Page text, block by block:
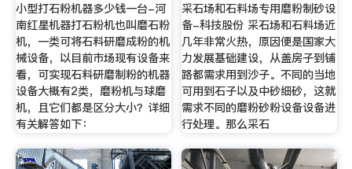
小型打石粉机器多少钱一台-河
南红星机器打石粉机也叫磨石粉
机，一类可将石料研磨成粉的机
械设备，以目前市场现有设备来
看，可实现石料研磨制粉的机器
设备大概有2类，磨粉机与球磨
机，且它们都是区分大小？详细
有关解答如下：
采石场和石料场专用磨粉制砂设
备-科技股份 采石场和石料场近
几年非常火热，原因便是国家大
力发展基础建设，从盖房子到铺
路都需求用到沙子。不同的当地
可用到石子以及中砂细砂，这就
需求不同的磨粉砂粉设备设备进
行处理。那么采石